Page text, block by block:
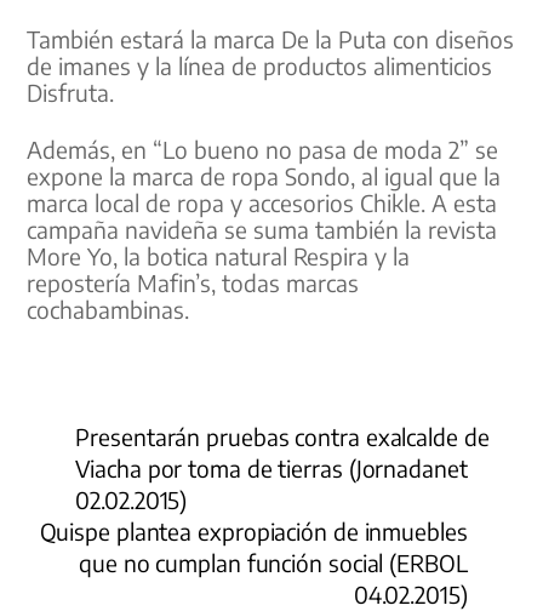
También estará la marca De la Puta con diseños
de imanes y la línea de productos alimenticios
Disfruta.
Además, en “Lo bueno no pasa de moda 2” se
expone la marca de ropa Sondo, al igual que la
marca local de ropa y accesorios Chikle. A esta
campaña navideña se suma también la revista
More Yo, la botica natural Respira y la
repostería Mafin’s, todas marcas
cochabambinas.
Presentarán pruebas contra exalcalde de
Viacha por toma de tierras (Jornadanet
02.02.2015)
Quispe plantea expropiación de inmuebles
que no cumplan función social (ERBOL
04.02.2015)